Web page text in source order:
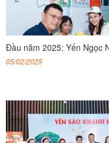
Đầu năm 2025: Yến Ngọc
05/02/2025